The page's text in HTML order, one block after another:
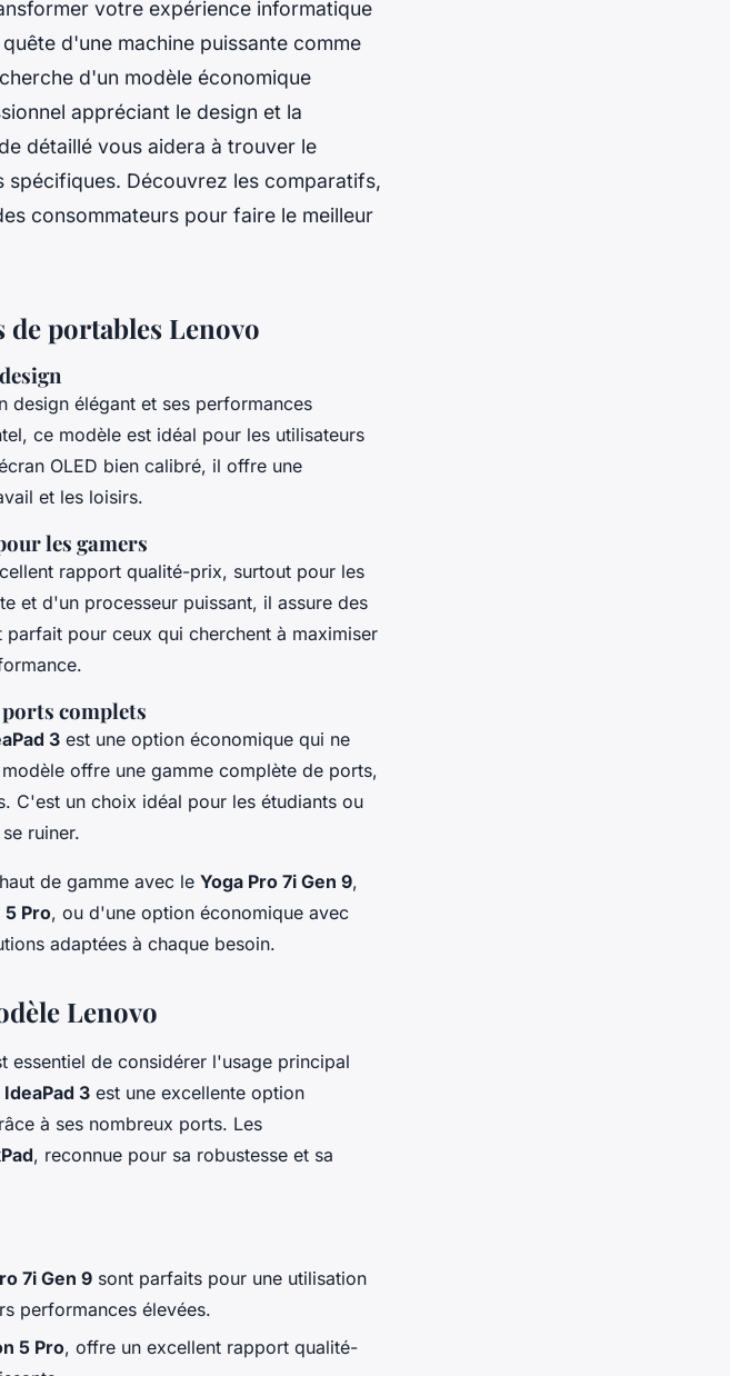
votre expérience informatique
d'une machine puissante comme
d'un modèle économique
appréciant le design et la
détaillé vous aidera à trouver le
Découvrez les comparatifs,
consommateurs pour faire le meilleur
portables Lenovo
design élégant et ses performances
ce modèle est idéal pour les utilisateurs
OLED bien calibré, il offre une
et les loisirs.
les gamers
rapport qualité-prix, surtout pour les
et d'un processeur puissant, il assure des
pour ceux qui cherchent à maximiser
ports complets
3 est une option économique qui ne
offre une gamme complète de ports,
C'est un choix idéal pour les étudiants ou
ruiner.
de gamme avec le Yoga Pro 7i Gen 9,
5 Pro, ou d'une option économique avec
adaptées à chaque besoin.
Lenovo
de considérer l'usage principal
3 est une excellente option
à ses nombreux ports. Les
, reconnue pour sa robustesse et sa
7i Gen 9 sont parfaits pour une utilisation
performances élevées.
5 Pro, offre un excellent rapport qualité-